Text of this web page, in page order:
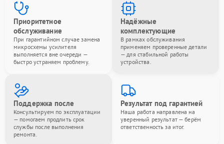
Приоритетное
обслуживание
При гарантийном случае замена
микросхемы усилителя
выполняется вне очереди —
быстро устраняем проблему.
Надёжные
комплектующие
В рамках обслуживания
применяем проверенные детали
— для стабильной работы
устройства.
Поддержка после
Консультируем по эксплуатации
— помогаем продлить срок
службы после выполнения
ремонта.
Результат под гарантией
Наша работа направлена на
уверенный результат — берём
ответственность за итог.